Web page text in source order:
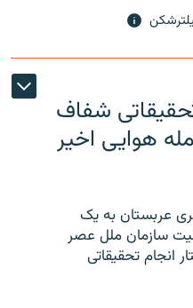
شفاف
هوایی اخیر
عربستان به یک
سازمان ملل عصر
انجام تحقیقاتی